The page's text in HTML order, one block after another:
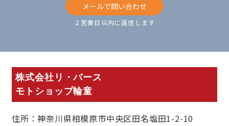
メールで問い合わせ
２営業日以内に返信します
株式会社リ・バース
モトショップ輪童
住所：神奈川県相模原市中央区田名塩田1-2-10